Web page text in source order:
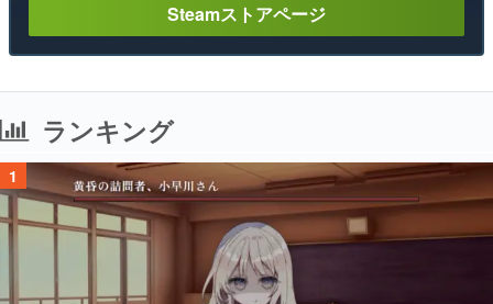
Steamストアページ
ランキング
1